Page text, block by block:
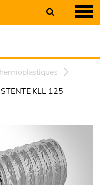
KLL 125